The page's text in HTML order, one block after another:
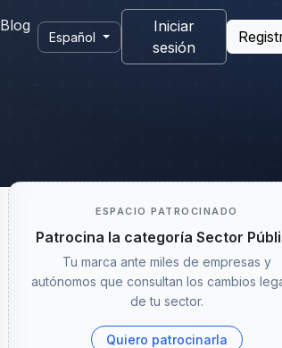
Blog
Español
Iniciar
sesión
ESPACIO PATROCINADO
Patrocina la categoría Sector
Tu marca ante miles de empresas y
autónomos que consultan los cambios
de tu sector.
Quiero patrocinarla